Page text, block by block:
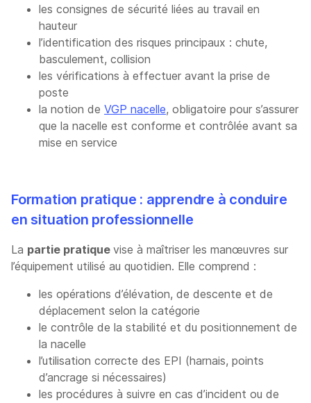
les consignes de sécurité liées au travail en
hauteur
l’identification des risques principaux : chute,
basculement, collision
les vérifications à effectuer avant la prise de
poste
la notion de VGP nacelle, obligatoire pour s’assurer
que la nacelle est conforme et contrôlée avant sa
mise en service
Formation pratique : apprendre à conduire
en situation professionnelle
La partie pratique vise à maîtriser les manœuvres sur
l’équipement utilisé au quotidien. Elle comprend :
les opérations d’élévation, de descente et de
déplacement selon la catégorie
le contrôle de la stabilité et du positionnement de
la nacelle
l’utilisation correcte des EPI (harnais, points
d’ancrage si nécessaires)
les procédures à suivre en cas d’incident ou de